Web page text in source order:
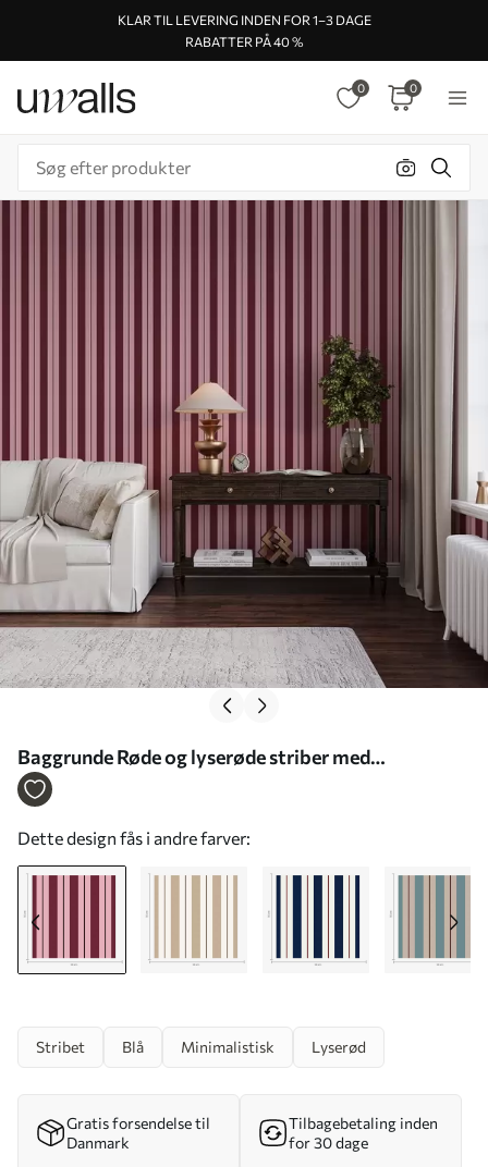
KLAR TIL LEVERING INDEN FOR 1–3 DAGE
RABATTER PÅ 40 %
0 0
Baggrunde Røde og lyserøde striber med
kontrastfarvede linjer Nr. a01183v2
Dette design fås i andre farver:
Stribet Blå Minimalistisk Lyserød
Gratis forsendelse til
Danmark
Tilbagebetaling inden
for 30 dage